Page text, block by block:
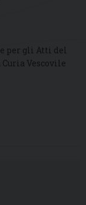
per gli Atti del
Curia Vescovile